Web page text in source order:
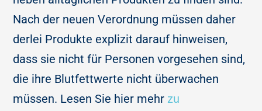
Nach der neuen Verordnung müssen daher
derlei Produkte explizit darauf hinweisen,
dass sie nicht für Personen vorgesehen sind,
die ihre Blutfettwerte nicht überwachen
müssen. Lesen Sie hier mehr zu